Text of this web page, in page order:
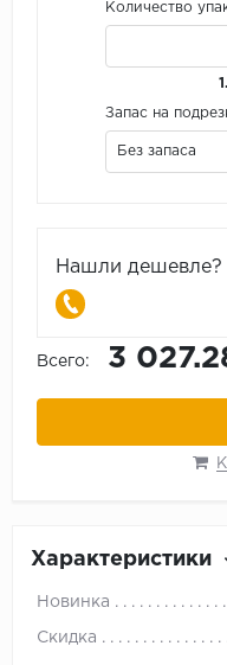
Количество
Запас на
Без запаса
Нашли дешевле?
Всего: 3
Характеристики
Новинка
Скидка